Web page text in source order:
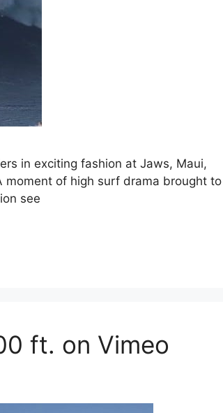
in exciting fashion at Jaws, Maui,
moment of high surf drama brought to
see
ft. on Vimeo